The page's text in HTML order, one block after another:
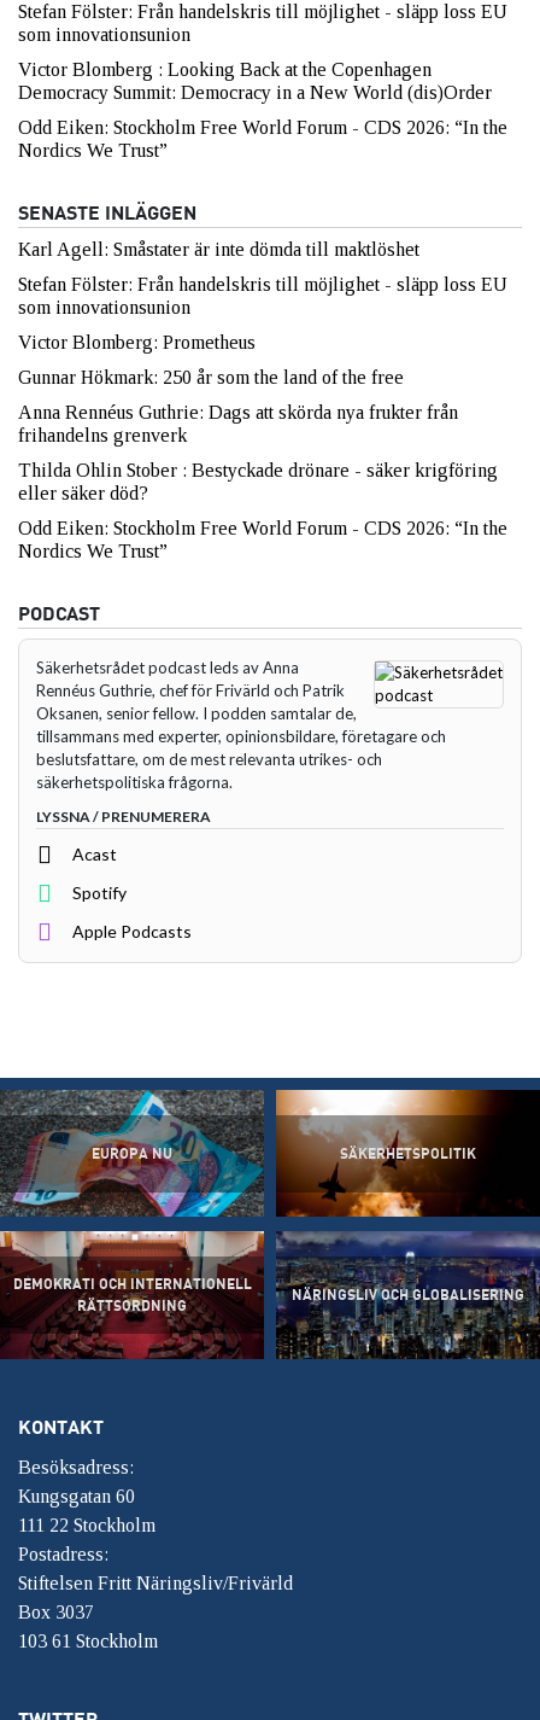
Stefan Fölster: Från handelskris till möjlighet - släpp loss EU
som innovationsunion
Victor Blomberg : Looking Back at the Copenhagen
Democracy Summit: Democracy in a New World (dis)Order
Odd Eiken: Stockholm Free World Forum - CDS 2026: “In the
Nordics We Trust”
SENASTE INLÄGGEN
Karl Agell: Småstater är inte dömda till maktlöshet
Stefan Fölster: Från handelskris till möjlighet - släpp loss EU
som innovationsunion
Victor Blomberg: Prometheus
Gunnar Hökmark: 250 år som the land of the free
Anna Rennéus Guthrie: Dags att skörda nya frukter från
frihandelns grenverk
Thilda Ohlin Stober : Bestyckade drönare - säker krigföring
eller säker död?
Odd Eiken: Stockholm Free World Forum - CDS 2026: “In the
Nordics We Trust”
PODCAST
Säkerhetsrådet podcast leds av Anna
Rennéus Guthrie, chef för Frivärld och Patrik
Oksanen, senior fellow. I podden samtalar de,
tillsammans med experter, opinionsbildare, företagare och
beslutsfattare, om de mest relevanta utrikes- och
säkerhetspolitiska frågorna.
LYSSNA / PRENUMERERA
Acast
Spotify
Apple Podcasts
EUROPA NU SÄKERHETSPOLITIK
DEMOKRATI OCH INTERNATIONELL
RÄTTSORDNING
NÄRINGSLIV OCH GLOBALISERING
KONTAKT
Besöksadress:
Kungsgatan 60
111 22 Stockholm
Postadress:
Stiftelsen Fritt Näringsliv/Frivärld
Box 3037
103 61 Stockholm